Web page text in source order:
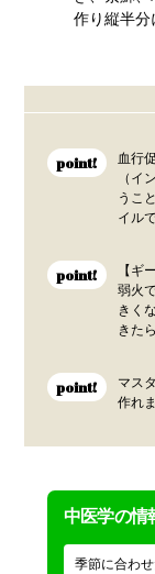
作り縦半分
point!
血行
（イ
うこ
イル
point!
【ギ
弱火
きく
きた
point!
マス
作れま
中医学の情
季節に合わ